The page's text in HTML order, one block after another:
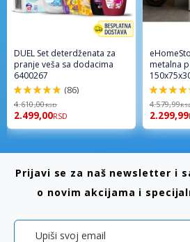
DUEL Set deterdženata za
pranje veša sa dodacima
6400267
98%
(86)
4.610,00RSD
2.499,00RSD
metalna
96%
4.579,99
2.299,99
Prijavi se za naš newsletter i
o novim akcijama i